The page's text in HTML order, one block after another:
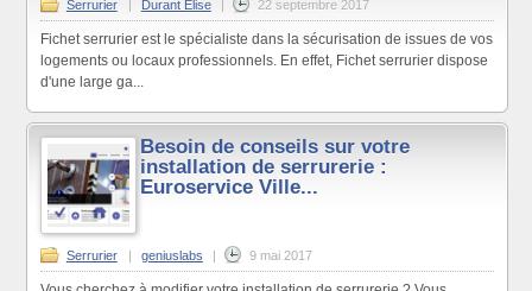
Serrurier | Durant Elise | 22 septembre 2017
Fichet serrurier est le spécialiste dans la sécurisation de issues de vos
logements ou locaux professionnels. En effet, Fichet serrurier dispose
d'une large ga...
Besoin de conseils sur votre
installation de serrurerie :
Euroservice Ville...
Serrurier | geniuslabs | 9 mai 2017